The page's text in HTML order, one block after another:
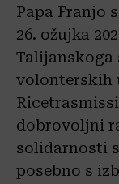
Papa Franjo
26. ožujka
Talijanskoga
volonterskih
dobrovoljni
solidarnosti
posebno s